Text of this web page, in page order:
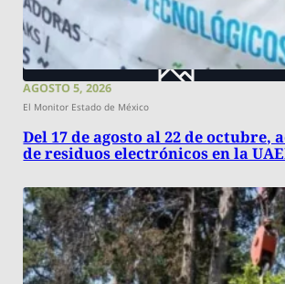
AGOSTO 5, 2026
El Monitor Estado de México
Del 17 de agosto al 22 de octubre,
de residuos electrónicos en la